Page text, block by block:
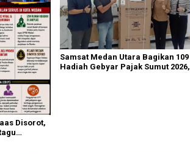
Disorot,
Samsat Medan Utara Bagikan 109
Hadiah Gebyar Pajak Sumut 2026,